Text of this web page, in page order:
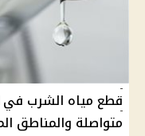
متواصلة والمناطق